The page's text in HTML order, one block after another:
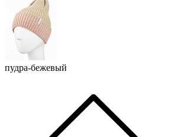
пудра-бежевый